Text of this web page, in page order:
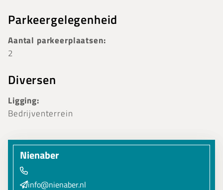
Parkeergelegenheid
Aantal parkeerplaatsen:
2
Diversen
Ligging:
Bedrijventerrein
Nienaber
info@nienaber.nl